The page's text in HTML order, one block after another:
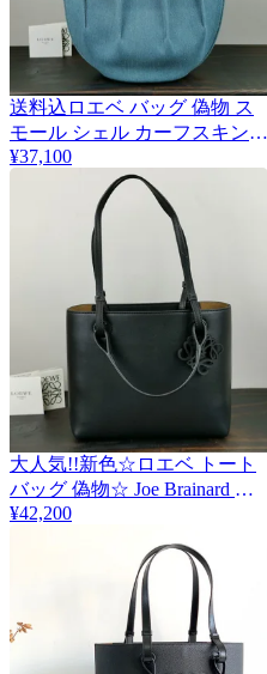
送料込ロエベ バッグ 偽物 ス
モール シェル カーフスキン
トートバッグ loc04636
¥37,100
2
大人気!!新色☆ロエベ トート
バッグ 偽物☆ Joe Brainard レ
ザー ダブルハンドル loa78204
¥42,200